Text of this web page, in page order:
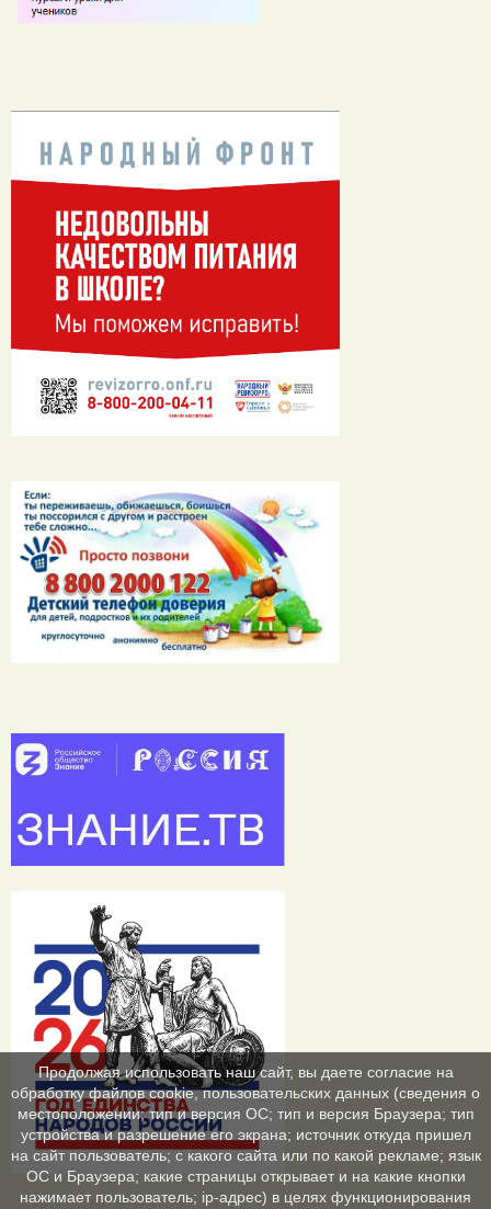
Продолжая использовать наш сайт, вы даете согласие на
обработку файлов cookie, пользовательских данных (сведения о
местоположении; тип и версия ОС; тип и версия Браузера; тип
устройства и разрешение его экрана; источник откуда пришел
на сайт пользователь; с какого сайта или по какой рекламе; язык
ОС и Браузера; какие страницы открывает и на какие кнопки
нажимает пользователь; ip-адрес) в целях функционирования